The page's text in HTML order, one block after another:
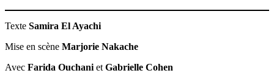
Texte Samira El Ayachi
Mise en scène Marjorie Nakache
Avec Farida Ouchani et Gabrielle Cohen